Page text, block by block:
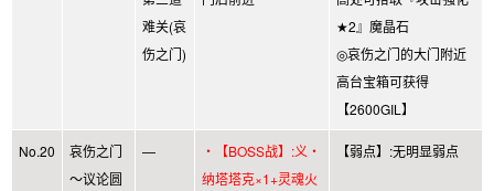
难关(哀
伤之门)
★2』魔晶石
◎哀伤之门的大门附近
高台宝箱可获得
【2600GIL】
No.20
哀伤之门
～议论圆
—
・【BOSS战】:义・
纳塔塔克×1+灵魂火
【弱点】:无明显弱点